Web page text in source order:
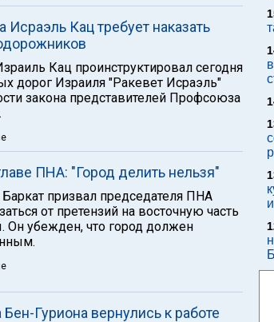
Исраэль Кац требует наказать
Кац проинструктировал сегодня
дорог Израиля "Ракевет Исраэль"
закона представителей Профсоюза
ПНА: "Город делить нельзя"
призвал председателя ПНА
от претензий на восточную часть
Он убежден, что город должен
Бен-Гуриона вернулись к работе